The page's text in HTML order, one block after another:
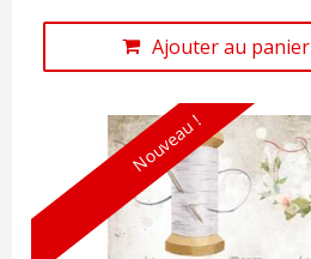
Ajouter au panier
Nouveau !